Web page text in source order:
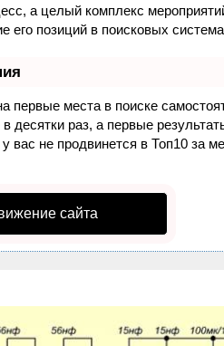
а целый комплекс
его позиций в поисковых
первые места в поиске
десятки раз, а первые
вас не продвинется в Топ10 за
сайта